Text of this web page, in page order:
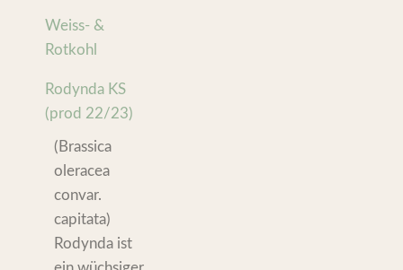
Weiss- &
Rotkohl
Rodynda KS
(prod 22/23)
(Brassica
oleracea
convar.
capitata)
Rodynda ist